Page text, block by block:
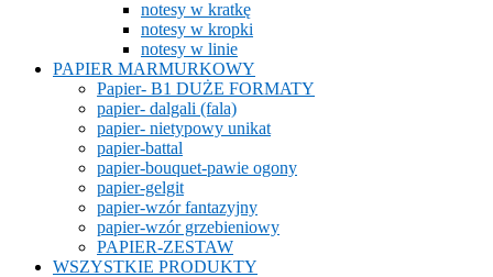
notesy w kratkę
notesy w kropki
notesy w linie
PAPIER MARMURKOWY
Papier- B1 DUŻE FORMATY
papier- dalgali (fala)
papier- nietypowy unikat
papier-battal
papier-bouquet-pawie ogony
papier-gelgit
papier-wzór fantazyjny
papier-wzór grzebieniowy
PAPIER-ZESTAW
WSZYSTKIE PRODUKTY